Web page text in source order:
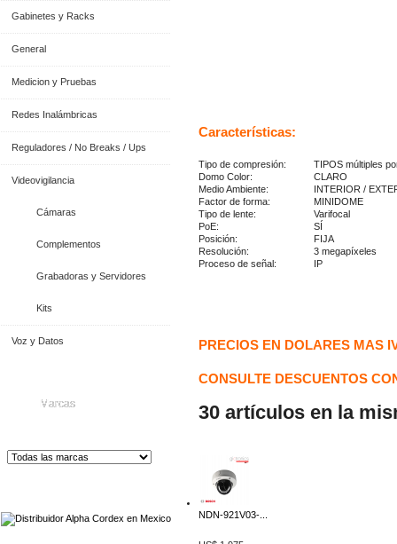
Gabinetes y Racks
General
Medicion y Pruebas
Redes Inalámbricas
Reguladores / No Breaks / Ups
Videovigilancia
Cámaras
Complementos
Grabadoras y Servidores
Kits
Voz y Datos
Marcas
Características:
Tipo de compresión:
TIPOS múltiples
Domo Color: CLARO
Medio Ambiente:
INTERIOR /
Factor de forma:
MINIDOME
Tipo de lente:
Varifocal
PoE:
SÍ
Posición:
FIJA
Resolución:
3 megapíxeles
Proceso de señal:
IP
PRECIOS EN DOLARES MAS
CONSULTE DESCUENTOS
30 artículos en la
NDN-921V03-...